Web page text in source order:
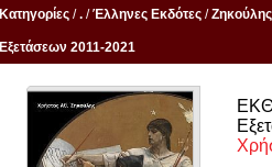
Κατηγορίες /. /Έλληνες Εκδότες /
Εξετάσεων 2011-2021